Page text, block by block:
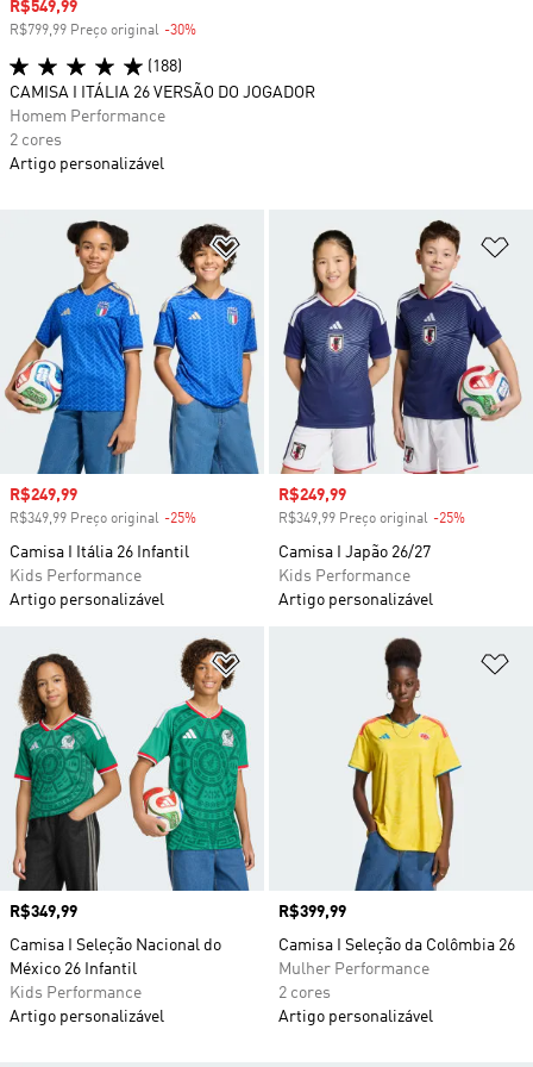
Adicionar à Lista de Desejos
Preço com desconto
R$249,99
R$349,99 Preço original -25%
Camisa I Itália 26 Infantil
Kids Performance
Artigo personalizável
Preço com desconto
R$249,99
R$349,99 Preço original -25%
Camisa I Japão 26/27
Kids Performance
Artigo personalizável
Adicionar à Lista de Desejos
Preço
R$349,99
Camisa I Seleção Nacional do
México 26 Infantil
Kids Performance
Artigo personalizável
Preço
R$399,99
Camisa I Seleção da Colômbia 26
Mulher Performance
2 cores
Artigo personalizável
Preço com desconto
R$549,99
R$799,99 Preço original -30%
(188)
CAMISA I ITÁLIA 26 VERSÃO DO JOGADOR
Homem Performance
2 cores
Artigo personalizável